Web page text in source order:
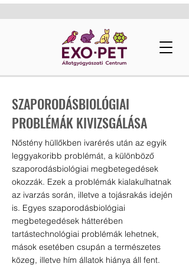
SZAPORODÁSBIOLÓGIAI
PROBLÉMÁK KIVIZSGÁLÁSA
Nőstény hüllőkben ivarérés után az egyik
leggyakoribb problémát, a különböző
szaporodásbiológiai megbetegedések
okozzák. Ezek a problémák kialakulhatnak
az ivarzás során, illetve a tojásrakás idején
is. Egyes szaporodásbiológiai
megbetegedések hátterében
tartástechnológiai problémák lehetnek,
mások esetében csupán a természetes
közeg, illetve hím állatok hiánya áll fent.